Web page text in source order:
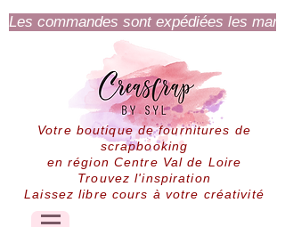
Les commandes sont expédiées les
Votre boutique de fournitures de
scrapbooking
en région Centre Val de Loire
Trouvez l'inspiration
Laissez libre cours à votre créativité